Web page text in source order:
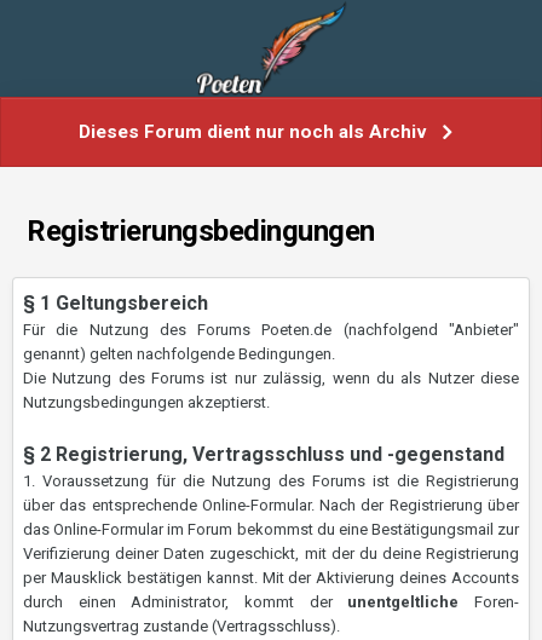
Dieses Forum dient nur noch als Archiv
Registrierungsbedingungen
§ 1 Geltungsbereich
Für die Nutzung des Forums Poeten.de (nachfolgend "Anbieter"
genannt) gelten nachfolgende Bedingungen.
Die Nutzung des Forums ist nur zulässig, wenn du als Nutzer diese
Nutzungsbedingungen akzeptierst.
§ 2 Registrierung, Vertragsschluss und -gegenstand
1. Voraussetzung für die Nutzung des Forums ist die Registrierung
über das entsprechende Online-Formular. Nach der Registrierung über
das Online-Formular im Forum bekommst du eine Bestätigungsmail zur
Verifizierung deiner Daten zugeschickt, mit der du deine Registrierung
per Mausklick bestätigen kannst. Mit der Aktivierung deines Accounts
durch einen Administrator, kommt der unentgeltliche Foren-
Nutzungsvertrag zustande (Vertragsschluss).